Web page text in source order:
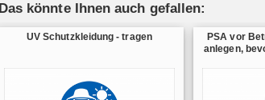
Das könnte Ihnen auch gefallen:
UV Schutzkleidung - tragen
PSA vor
anlegen,